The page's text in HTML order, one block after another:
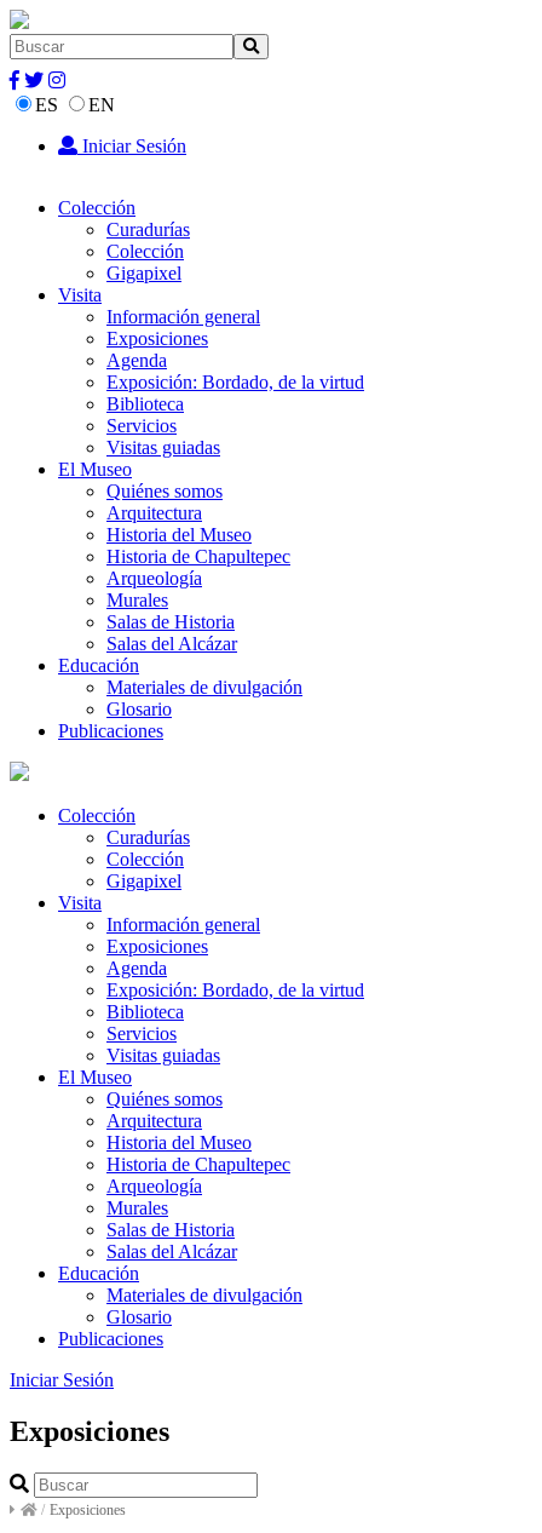
ES
EN
Iniciar Sesión
Colección
Curadurías
Colección
Gigapixel
Visita
Información general
Exposiciones
Agenda
Exposición: Bordado, de la virtud
Biblioteca
Servicios
Visitas guiadas
El Museo
Quiénes somos
Arquitectura
Historia del Museo
Historia de Chapultepec
Arqueología
Murales
Salas de Historia
Salas del Alcázar
Educación
Materiales de divulgación
Glosario
Publicaciones
Colección
Curadurías
Colección
Gigapixel
Visita
Información general
Exposiciones
Agenda
Exposición: Bordado, de la virtud
Biblioteca
Servicios
Visitas guiadas
El Museo
Quiénes somos
Arquitectura
Historia del Museo
Historia de Chapultepec
Arqueología
Murales
Salas de Historia
Salas del Alcázar
Educación
Materiales de divulgación
Glosario
Publicaciones
Iniciar Sesión
Exposiciones
/ Exposiciones